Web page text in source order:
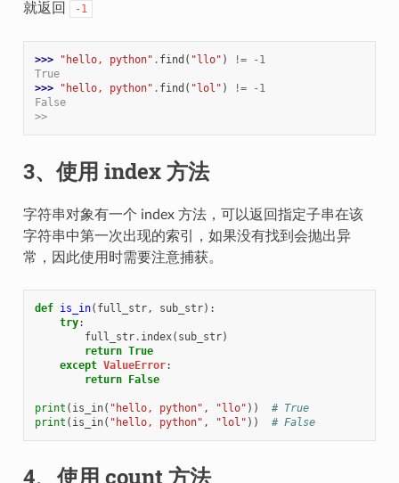
就返回
-1
>>> "hello, python" . find ( "llo" ) != - 1
True
>>>
"hello, python" . find ( "lol" ) != - 1
False
>>
3、使用 index 方法
字符串对象有一个 index 方法，可以返回指定子串在该
字符串中第一次出现的索引，如果没有找到会抛出异
常，因此使用时需要注意捕获。
def is_in( full_str, sub_str):
try:
full_str. index( sub_str)
return True
except ValueError:
return
False
print ( is_in( "hello, python" , "llo" ))
# True
print ( is_in( "hello, python" , "lol" )) # False
4、使用 count 方法